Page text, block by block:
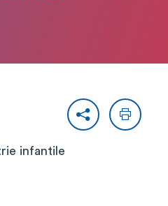
PartagerImprimer
infantile